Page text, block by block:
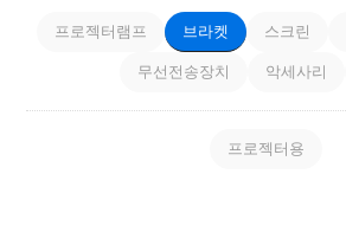
프로젝터램프 브라켓 스크린
무선전송장치 악세사리
프로젝터용